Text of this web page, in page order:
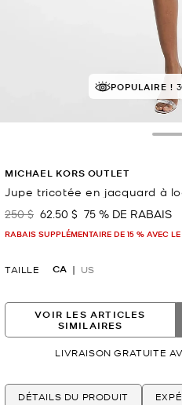
À SUCCÈS!Classé 5
POPULAIRE !
MICHAEL KORS OUTLET
Jupe tricotée en jacquard à
était
250 $ maintenant
62.50 $ 75 % DE RABAIS
RABAIS SUPPLÉMENTAIRE DE 15 % AVEC LE
TAILLE CA US
VOIR LES ARTICLES
SIMILAIRES
LIVRAISON GRATUITE
DÉTAILS DU PRODUIT